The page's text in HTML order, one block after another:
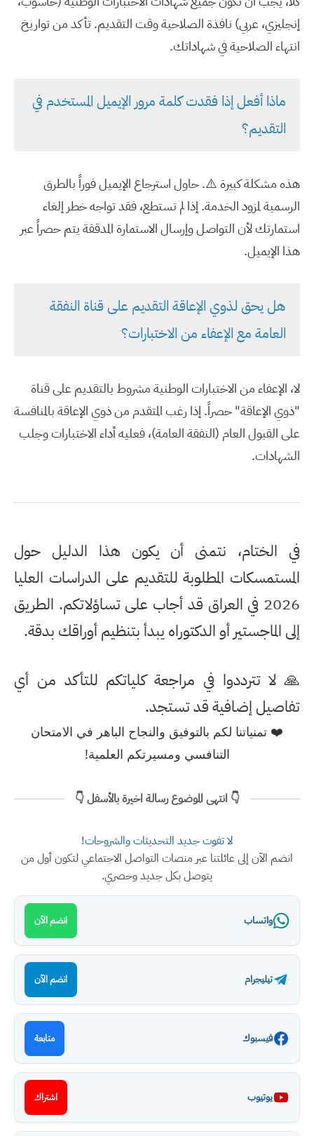
إنجليزي، عربي) نافذة الصلاحية وقت التقديم. تأكد من تواريخ
انتهاء الصلاحية في شهاداتك.
ماذا أفعل إذا فقدت كلمة مرور الإيميل المستخدم في
التقديم؟
هذه مشكلة كبيرة ⚠️. حاول استرجاع الإيميل فوراً بالطرق
الرسمية لمزود الخدمة. إذا لم تستطع، فقد تواجه خطر إلغاء
استمارتك لأن التواصل وإرسال الاستمارة المدققة يتم حصراً عبر
هذا الإيميل.
هل يحق لذوي الإعاقة التقديم على قناة النفقة
العامة مع الإعفاء من الاختبارات؟
لا، الإعفاء من الاختبارات الوطنية مشروط بالتقديم على قناة
"ذوي الإعاقة" حصراً. إذا رغب المتقدم من ذوي الإعاقة بالمنافسة
على القبول العام (النفقة العامة)، فعليه أداء الاختبارات وجلب
الشهادات.
في الختام، نتمنى أن يكون هذا الدليل حول
المستمسكات المطلوبة للتقديم على الدراسات العليا
2026 في العراق
قد أجاب على تساؤلاتكم. الطريق
إلى الماجستير أو الدكتوراه يبدأ بتنظيم أوراقك بدقة.
🙏 لا تترددوا في مراجعة كلياتكم للتأكد من أي
تفاصيل إضافية قد تستجد.
❤️ تمنياتنا لكم بالتوفيق والنجاح الباهر في الامتحان
التنافسي ومسيرتكم العلمية!
👇 انتهى الموضوع رسالة اخيرة بالأسفل 👇
لا تفوت جديد التحديثات والشروحات!
انضم الآن إلى عائلتنا عبر منصات التواصل الاجتماعي لتكون أول من
يتوصل بكل جديد وحصري.
واتساب انضم الآن
تيليجرام انضم الآن
فيسبوك متابعة
يوتيوب اشتراك